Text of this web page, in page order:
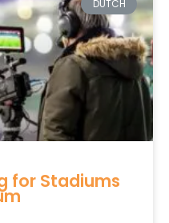
DUTCH
for Stadiums